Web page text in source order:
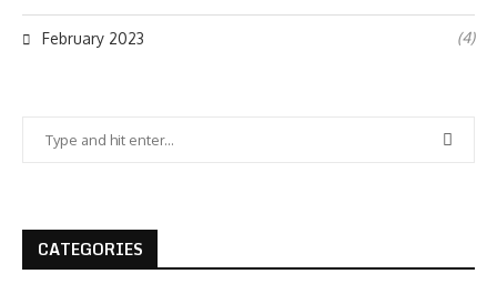
February 2023 (4)
CATEGORIES